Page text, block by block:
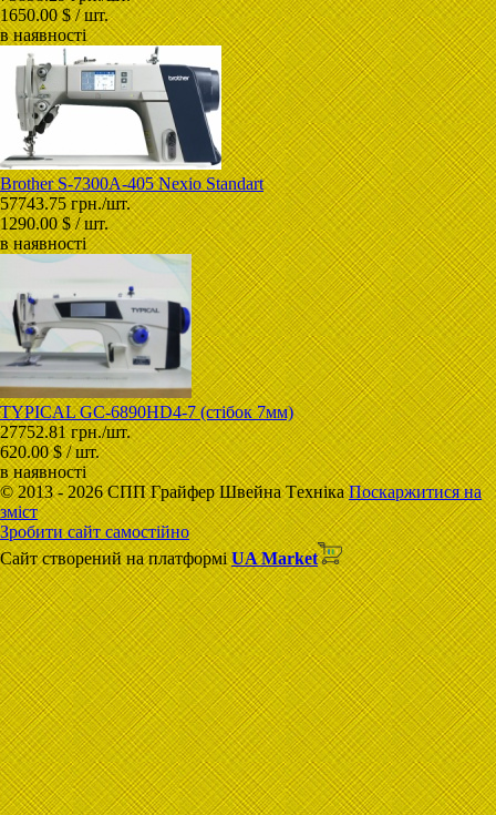
1650.00 $ / шт.
в наявності
Brother S-7300A-405 Nexio Standart
57743.75 грн./шт.
1290.00 $ / шт.
в наявності
TYPICAL GC-6890HD4-7 (стібок 7мм)
27752.81 грн./шт.
620.00 $ / шт.
в наявності
© 2013 - 2026 CПП Гpaйфep Швeйна Тexнiка Поскаржитися на
зміст
Зробити сайт самостійно
Сайт створений на платформіUA Market